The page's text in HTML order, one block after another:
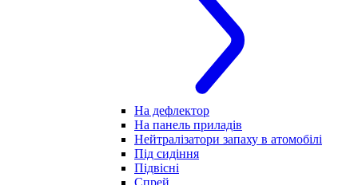
На дефлектор
На панель приладів
Нейтралізатори запаху в атомобілі
Під сидіння
Підвісні
Спрей